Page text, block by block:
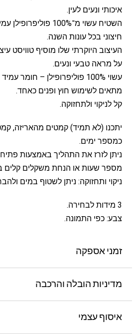
איכותי ונעים לעין.
השטיח עשוי מ־100%
חיצוני בכל עונות השנה.
העיצוב היוקרתי שלו מוסיף טוויסט
על מראה טבעי ונעים.
עשוי 100% פוליפרופילן – חומר עמיד במים, דהייה ולכלוך.
מתאים לשימוש חוץ ופנים כאחד.
קל לניקוי ולתחזוקה.
יתכנו (לא תמיד) קמטים מהאריזה,
כמספר ימים.
ניתן לזרז את התהליך באמצעות
מספר שעות או הנחת משקלים קלים
ניקוי ותחזוקה: ניתן לשטוף במים
3 מידות לבחירה.
צבע: כפי התמונה.
זמני אספקה
מדיניות הובלה והרכבה
איסוף עצמי